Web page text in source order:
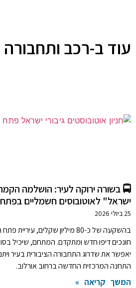
עוד ב-רכב ותחבורה
🚍 בשורה ירוקה לעיר: הושלמה
ישראל" לאוטובוסים חשמליים בפתח
25 ביולי 2026
בהשקעה של כ-80 מיליון שקלים,
יאפשר את שדרוג התחבורה הציבורית בעיר
התחנה המרכזית החדשה ברחוב אורלוב.
המשך קריאה »